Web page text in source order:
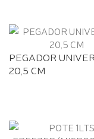
PEGADOR
20,5 CM